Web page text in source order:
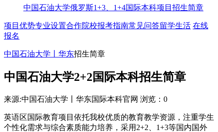
中国石油大学俄罗斯1+3、1+4国际本科项目招生简章
项目优势专业设置合作院校报考指南常见问答留学生活 在线
报名
中国石油大学丨华东招生简章
中国石油大学2+2国际本科招生简章
来源:中国石油大学丨华东国际本科官网 浏览： 0
英语区国际教育项目依托我校优质的教育教学资源，注重学生
个性化需求与综合素质能力培养，采用2+2、1+3等国内国外